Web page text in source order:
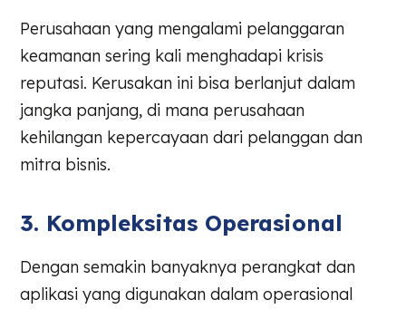
Perusahaan yang mengalami pelanggaran
keamanan sering kali menghadapi krisis
reputasi. Kerusakan ini bisa berlanjut dalam
jangka panjang, di mana perusahaan
kehilangan kepercayaan dari pelanggan dan
mitra bisnis.
3. Kompleksitas Operasional
Dengan semakin banyaknya perangkat dan
aplikasi yang digunakan dalam operasional